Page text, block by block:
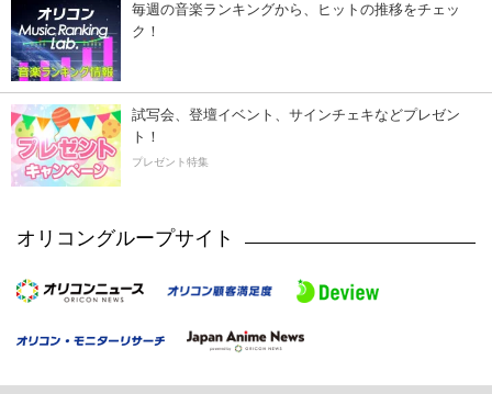
毎週の音楽ランキングから、ヒットの推移をチェッ
ク！
試写会、登壇イベント、サインチェキなどプレゼン
ト！
プレゼント特集
オリコングループサイト